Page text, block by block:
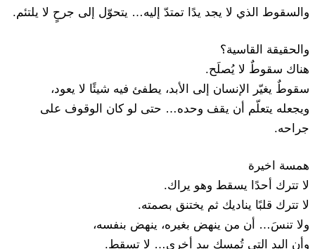
والسقوط الذي لا يجد يدًا تمتدّ إليه… يتحوّل إلى جرحٍ لا يلتئم.
والحقيقة القاسية؟
هناك سقوطٌ لا يُصلَح.
سقوطٌ يغيّر الإنسان إلى الأبد، يطفئ فيه شيئًا لا يعود،
ويجعله يتعلّم أن يقف وحده… حتى لو كان الوقوف على
جراحه.
همسة اخيرة
لا تترك أحدًا يسقط وهو يراك.
لا تترك قلبًا يناديك ثم يختنق بصمته.
ولا تنسَ… أن من ينهض بغيره، ينهض بنفسه،
وأن اليد التي تُمسك بيدٍ أخرى… لا تسقط.